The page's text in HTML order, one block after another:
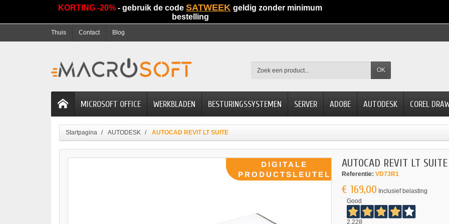
KORTING -20% - gebruik de code SATWEEK geldig zonder minimum
bestelling
Thuis Contact Blog
OK
MICROSOFT OFFICE WERKBLADEN BESTURINGSSYSTEMEN SERVER ADOBE AUTODESK COREL
Startpagina AUTODESK AUTOCAD REVIT LT SUITE
AUTOCAD REVIT LT SUITE
Referentie: VD73R1
€ 169,00 Inclusief belasting
Good
2.228